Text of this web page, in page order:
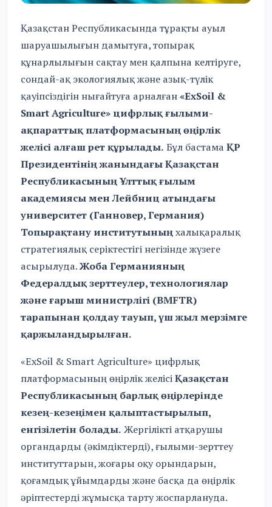
Қазақстан Республикасында тұрақты ауыл
шаруашылығын дамытуға, топырақ
құнарлылығын сақтау мен қалпына келтіруге,
сондай-ақ экологиялық және азық-түлік
қауіпсіздігін нығайтуға арналған«ExSoil &
Smart Agriculture» цифрлық ғылыми-
ақпараттық платформасының өңірлік
желісі алғаш рет құрылады. Бұл бастамаҚР
Президентінің жанындағы Қазақстан
Республикасының Ұлттық ғылым
академиясы мен Лейбниц атындағы
университет (Ганновер, Германия)
Топырақтану институтыныңхалықаралық
стратегиялық серіктестігі негізінде жүзеге
асырылуда.Жоба Германияның
Федералдық зерттеулер, технологиялар
және ғарыш министрлігі (BMFTR)
тарапынан қолдау тауып, үш жыл мерзімге
қаржыландырылған.
«ExSoil & Smart Agriculture» цифрлық
платформасының өңірлік желісіҚазақстан
Республикасының барлық өңірлерінде
кезең-кезеңімен қалыптастырылып,
енгізілетін болады. Жергілікті атқарушы
органдарды (әкімдіктерді), ғылыми-зерттеу
институттарын, жоғары оқу орындарын,
қоғамдық ұйымдарды және басқа да өңірлік
әріптестерді жұмысқа тарту жоспарлануда.